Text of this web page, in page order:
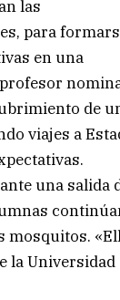
las
para
en una
de
viajes a
una salida
mosquitos.
la Universidad